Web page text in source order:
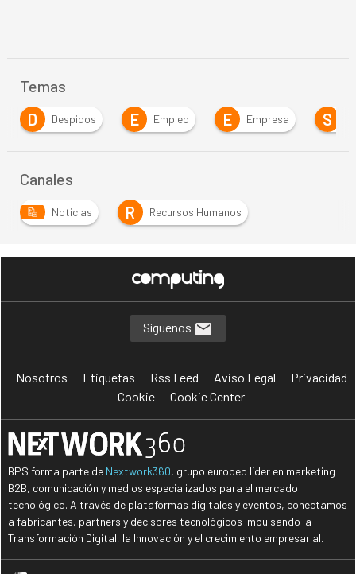
Temas
D
Despidos E Empleo E Empresa S
Canales
Noticias R Recursos Humanos
Síguenos
Nosotros Etiquetas Rss Feed Aviso Legal
Privacidad
Cookie
Cookie Center
BPS forma parte de Nextwork360, grupo europeo líder en marketing
B2B, comunicación y medios especializados para el mercado
tecnológico. A través de plataformas digitales y eventos, conectamos
a fabricantes, partners y decisores tecnológicos impulsando la
Transformación Digital, la Innovación y el crecimiento empresarial.